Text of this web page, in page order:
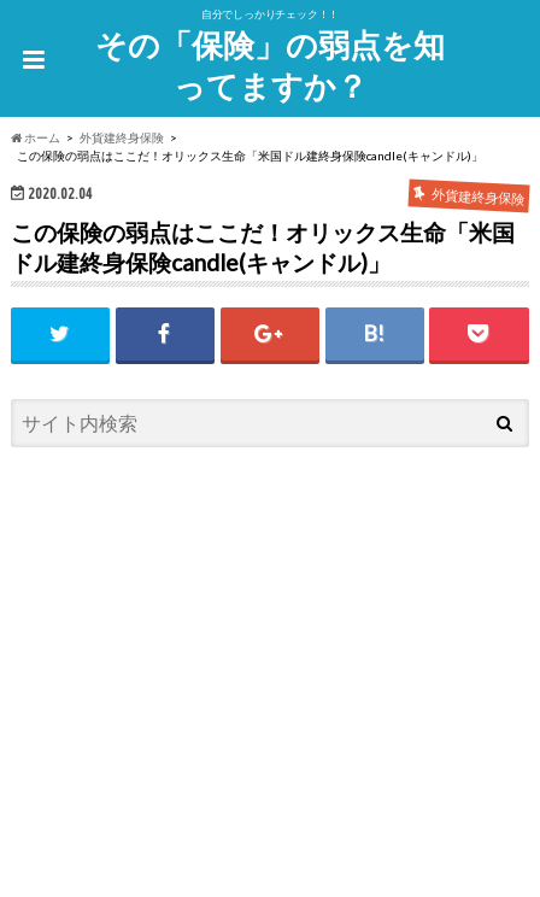
自分でしっかりチェック！！
その「保険」の弱点を知
ってますか？
ホーム
外貨建終身保険
この保険の弱点はここだ！オリックス生命「米国ドル建終身保険candle(キャンドル)」
2020.02.04 外貨建終身保険
この保険の弱点はここだ！オリックス生命「米国
ドル建終身保険candle(キャンドル)」